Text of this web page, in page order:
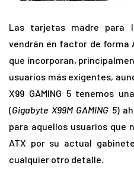
Las tarjetas madre para
vendrán en factor de forma
que incorporan,
usuarios más exigentes,
X99 GAMING 5 tenemos una
(Gigabyte X99M GAMING 5)
para aquellos usuarios que
ATX por su actual
cualquier otro detalle.